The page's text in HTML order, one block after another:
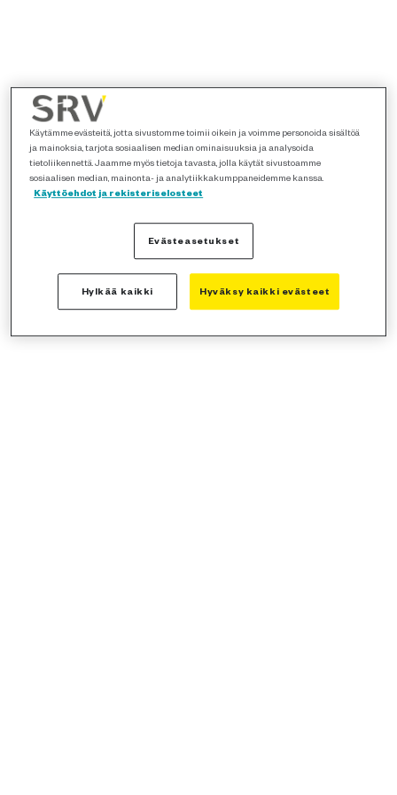
Käytämme evästeitä, jotta sivustomme toimii oikein ja voimme personoida sisältöä
ja mainoksia, tarjota sosiaalisen median ominaisuuksia ja analysoida
tietoliikennettä. Jaamme myös tietoja tavasta, jolla käytät sivustoamme
sosiaalisen median, mainonta- ja analytiikkakumppaneidemme kanssa.
Käyttöehdot ja rekisteriselosteet
Evästeasetukset
Hylkää kaikki Hyväksy kaikki evästeet